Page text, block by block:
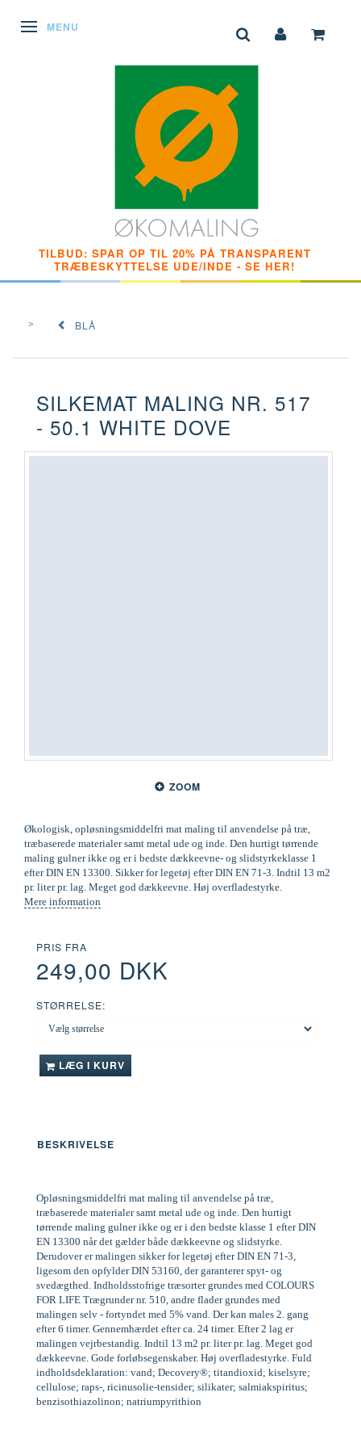
SKIFTE NAVIGATION
MENU
TILBUD: SPAR OP TIL 20% PÅ TRANSPARENT
TRÆBESKYTTELSE UDE/INDE - SE HER!
BLÅ
SILKEMAT MALING NR. 517
- 50.1 WHITE DOVE
ZOOM
Økologisk, opløsningsmiddelfri mat maling til anvendelse på træ,
træbaserede materialer samt metal ude og inde. Den hurtigt tørrende
maling gulner ikke og er i bedste dækkeevne- og slidstyrkeklasse 1
efter DIN EN 13300. Sikker for legetøj efter DIN EN 71-3. Indtil 13 m2
pr. liter pr. lag. Meget god dækkeevne. Høj overfladestyrke.
Mere information
PRIS FRA
249,00 DKK
STØRRELSE:
LÆG I KURV
BESKRIVELSE
Opløsningsmiddelfri mat maling til anvendelse på træ,
træbaserede materialer samt metal ude og inde. Den hurtigt
tørrende maling gulner ikke og er i den bedste klasse 1 efter DIN
EN 13300 når det gælder både dækkeevne og slidstyrke.
Derudover er malingen sikker for legetøj efter DIN EN 71-3,
ligesom den opfylder DIN 53160, der garanterer spyt- og
svedægthed. Indholdsstofrige træsorter grundes med COLOURS
FOR LIFE Trægrunder nr. 510, andre flader grundes med
malingen selv - fortyndet med 5% vand. Der kan males 2. gang
efter 6 timer. Gennemhærdet efter ca. 24 timer. Efter 2 lag er
malingen vejrbestandig. Indtil 13 m2 pr. liter pr. lag. Meget god
dækkeevne. Gode forløbsegenskaber. Høj overfladestyrke. Fuld
indholdsdeklaration: vand; Decovery®; titandioxid; kiselsyre;
cellulose; raps-, ricinusolie-tensider; silikater; salmiakspiritus;
benzisothiazolinon; natriumpyrithion